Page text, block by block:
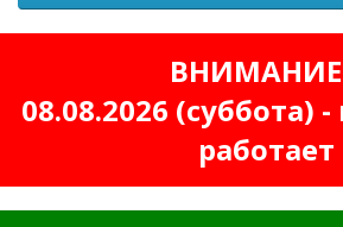
08.08.2026 (суббота)
работает